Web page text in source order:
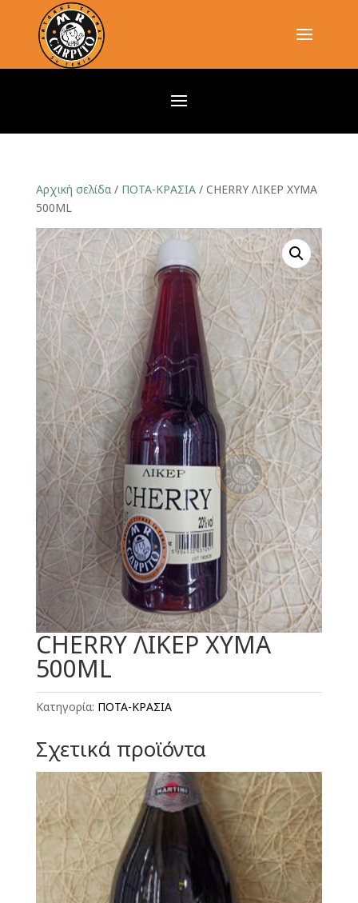
Αρχική σελίδα/ ΠΟΤΑ-ΚΡΑΣΙΑ/ CHERRY ΛΙΚΕΡ ΧΥΜΑ
500ML
CHERRY ΛΙΚΕΡ ΧΥΜΑ
500ML
Κατηγορία: ΠΟΤΑ-ΚΡΑΣΙΑ
Σχετικά προϊόντα